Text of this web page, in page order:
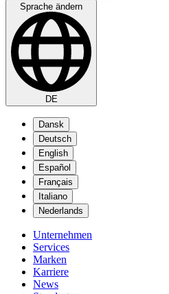
Sprache ändern
DE
Dansk
Deutsch
English
Español
Français
Italiano
Nederlands
Unternehmen
Services
Marken
Karriere
News